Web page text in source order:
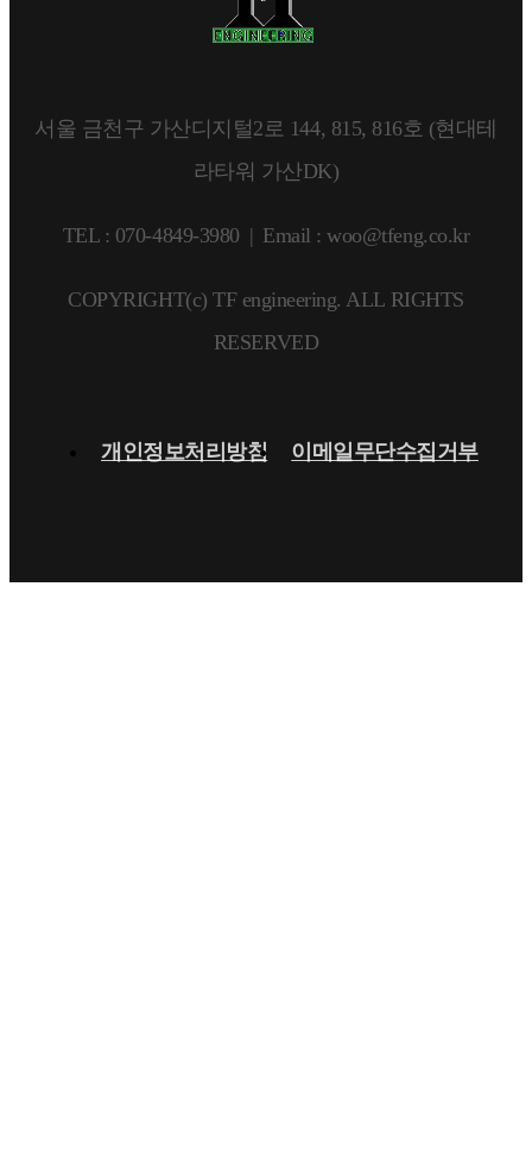
서울 금천구 가산디지털2로 144, 815, 816호 (현대테
라타워 가산DK)
TEL : 070-4849-3980 | Email : woo@tfeng.co.kr
COPYRIGHT(c) TF engineering. ALL RIGHTS
RESERVED
개인정보처리방침 이메일무단수집거부